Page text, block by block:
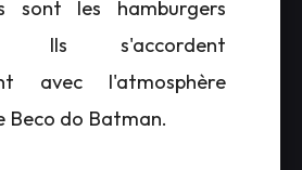
sont les hamburgers
Ils s'accordent
avec l'atmosphère
Beco do Batman.